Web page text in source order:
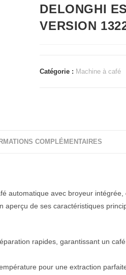
DELONGHI
VERSION
Catégorie : Machine à café
COMPLÉMENTAIRES
automatique avec broyeur
aperçu de ses caractéristiques
rapides, garantissant un
pour une extraction